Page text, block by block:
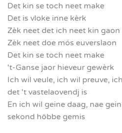
Det kin se toch neet make
Det is vloke inne kèrk
Zèk neet det ich neet kin gaon
Zèk neet doe mós euverslaon
Det kin se toch neet make
't-Ganse jaor hieveur gewèrk
Ich wil veule, ich wil preuve,
det 't vastelaovendj is
En ich wil geine daag, nae
sekond höbbe gemis